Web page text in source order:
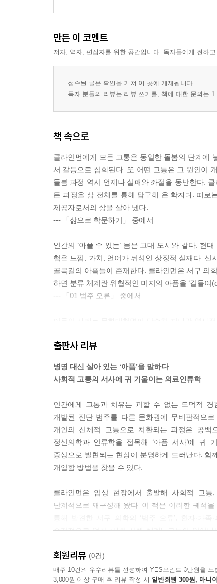
만든 이 코멘트
저자, 역자, 편집자를 위한 공간입니다. 독자들에게 전하
접수된 글은 확인을 거쳐 이 곳에 게재됩니다.
독자 분들의 리뷰는 리뷰 쓰기를, 책에 대한 문의는
책 속으로
클라인먼에게 모든 고통은 동일한 돌봄의 단계에
서 갈등으로 심화된다. 또 어떤 고통은 그 원인이
돌봄 과정 역시 언제나 실패와 좌절을 동반한다.
든 과정을 삶 전체를 통해 탐구해 온 학자다. 때로
제공자로서의 삶을 살아 냈다.
--- 「삶으로 학문하기」 중에서
인간의 ‘아플 수 있는’ 몸은 고대 도시와 같다. 현
험은 느낌, 가치, 언어가 뒤섞인 상징적 실재다.
골목길의 아픔들이 존재한다. 클라인먼은 서구 의
하면 분류 체계란 위협적인 미지의 아픔을 ‘길들
--- 「01 범주 오류」 중에서
이들의 사례는 문화대혁명이 단순히 지나간 역사
어 내는 독해법을 제공한다. 이들에게 신체화는
--- 「04 사회-신체 체계」 중에서
하나의 우주이자 세계에 버금가는 무게를 지닌
은 새로운 의학 지식이 아니다. 환자의 아픔이 단
가 그들의 이야기를 듣는 일이다. 클라인먼은 이
--- 「06 아픔 서사」 중에서
출판사 리뷰
병명 대신 살아 있는 ‘아픔’을 말하다
사회적 고통의 서사에 귀 기울이는 의료인류학
인간에게 고통과 치유는 피할 수 없는 도덕적
개발된 진단 범주를 다른 문화권에 무비판적으
개인의 신체적 고통으로 치환되는 과정은 공백
정신의학과 인류학을 접목해 ‘아픔 서사’에 귀
증상으로 발현되는 현상이 분명하게 드러난다. 함
개입할 방법을 찾을 수 있다.
클라인먼은 임상 현장에서 출발해 사회적 고
단계적으로 재구성해 왔다. 이 책은 이러한 궤적
수평적으로 얽힌 ‘사회-신체 체계’, 고통이 일어
아서 클라인먼(Arthur Kleinman, 1941∼ )
회원리뷰 (0건)
매주 10건의 우수리뷰를 선정하여 YES포인트 3만원을 드
3,000원 이상 구매 후 리뷰 작성 시 일반회원 300원, 마니